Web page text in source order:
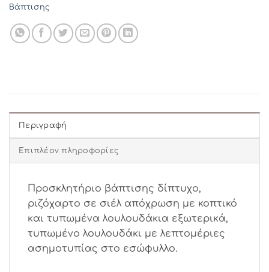
Βάπτισης
Περιγραφή
Επιπλέον πληροφορίες
Προσκλητήριο βάπτισης δίπτυχο,
ριζόχαρτο σε σιέλ απόχρωση με κοπτικό
και τυπωμένα λουλουδάκια εξωτερικά,
τυπωμένο λουλουδάκι με λεπτομέριες
ασημοτυπίας στο εσώφυλλο.